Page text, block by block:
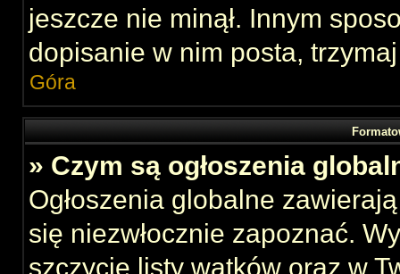
jeszcze nie minął. Innym
dopisanie w nim posta,
Góra
» Czym są ogłoszenia
Ogłoszenia globalne
się niezwłocznie zapoznać.
szczycie listy wątków oraz w